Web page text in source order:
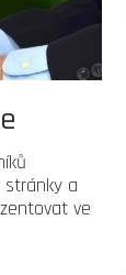
stránky a
ve